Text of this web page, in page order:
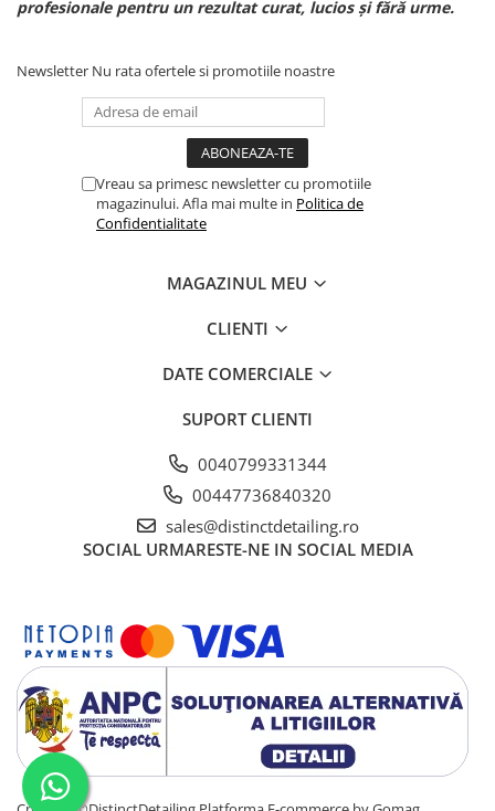
profesionale pentru un rezultat curat, lucios și fără urme.
Newsletter Nu rata ofertele si promotiile noastre
Vreau sa primesc newsletter cu promotiile
magazinului. Afla mai multe in Politica de
Confidentialitate
MAGAZINUL MEU
CLIENTI
DATE COMERCIALE
SUPORT CLIENTI
0040799331344
00447736840320
sales@distinctdetailing.ro
SOCIAL URMARESTE-NE IN SOCIAL MEDIA